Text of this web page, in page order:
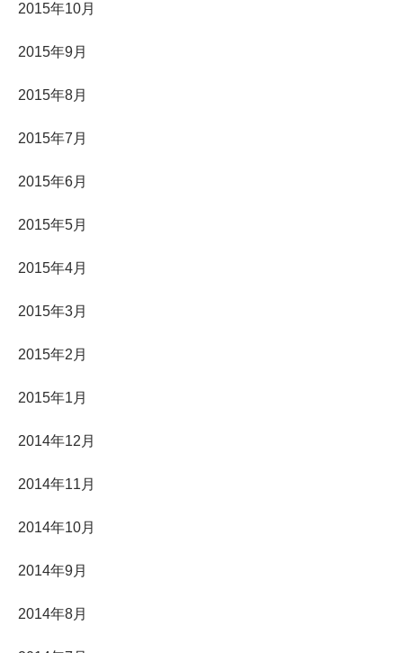
2015年10月
2015年9月
2015年8月
2015年7月
2015年6月
2015年5月
2015年4月
2015年3月
2015年2月
2015年1月
2014年12月
2014年11月
2014年10月
2014年9月
2014年8月